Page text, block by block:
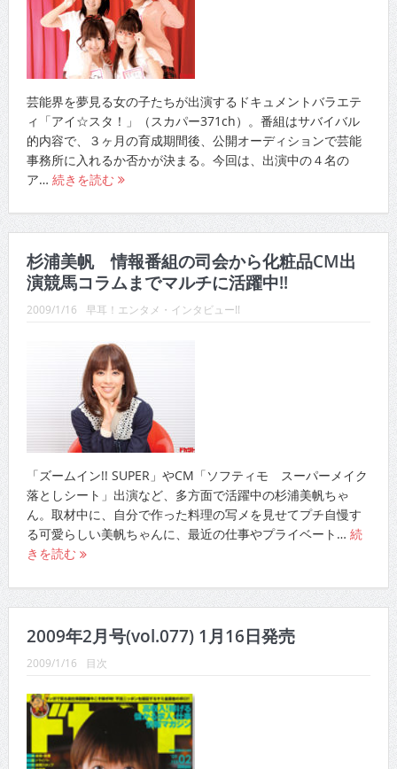
芸能界を夢見る女の子たちが出演するドキュメントバラエテ
ィ「アイ☆スタ！」（スカパー371ch）。番組はサバイバル
的内容で、３ヶ月の育成期間後、公開オーディションで芸能
事務所に入れるか否かが決まる。今回は、出演中の４名の
ア… 続きを読む
杉浦美帆 情報番組の司会から化粧品CM出
演競馬コラムまでマルチに活躍中!!
2009/1/16 早耳！エンタメ・インタビュー!!
「ズームイン!! SUPER」やCM「ソフティモ スーパーメイク
落としシート」出演など、多方面で活躍中の杉浦美帆ちゃ
ん。取材中に、自分で作った料理の写メを見せてプチ自慢す
る可愛らしい美帆ちゃんに、最近の仕事やプライベート… 続
きを読む
2009年2月号(vol.077) 1月16日発売
2009/1/16 目次